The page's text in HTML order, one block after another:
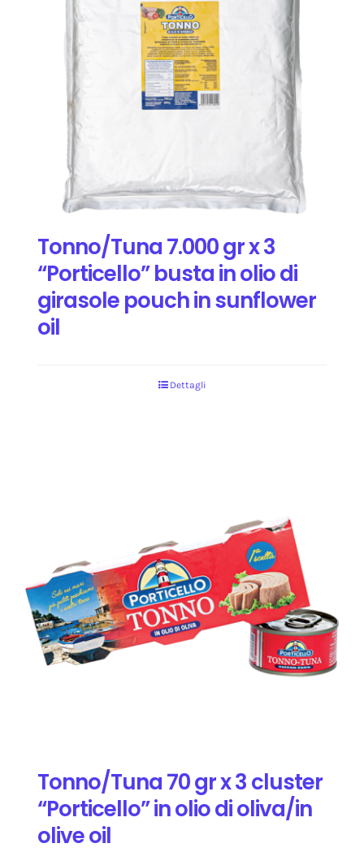
Tonno/Tuna 7.000 gr x 3
“Porticello” busta in olio di
girasole pouch in sunflower
oil
Dettagli
Tonno/Tuna 70 gr x 3 cluster
“Porticello” in olio di oliva/in
olive oil